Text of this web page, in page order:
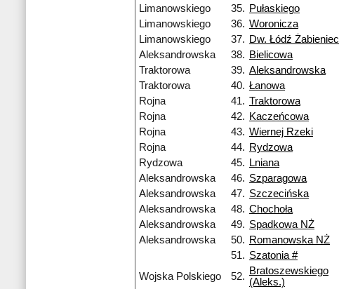
Limanowskiego
35. Pułaskiego
Limanowskiego
36. Woronicza
Limanowskiego
37. Dw. Łódź Żabieniec
Aleksandrowska
38. Bielicowa
Traktorowa
39. Aleksandrowska
Traktorowa
40. Łanowa
Rojna
41. Traktorowa
Rojna
42. Kaczeńcowa
Rojna
43. Wiernej Rzeki
Rojna
44. Rydzowa
Rydzowa
45. Lniana
Aleksandrowska
46. Szparagowa
Aleksandrowska
47. Szczecińska
Aleksandrowska
48. Chochoła
Aleksandrowska
49. Spadkowa NŻ
Aleksandrowska
50. Romanowska NŻ
51. Szatonia #
Wojska Polskiego
52. Bratoszewskiego
(Aleks.)